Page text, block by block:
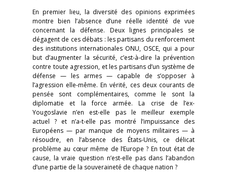
En premier lieu, la diversité des opinions exprimées
montre bien l’absence d’une réelle identité de vue
concernant la défense. Deux lignes principales se
dégagent de ces débats : les partisans du renforcement
des institutions internationales ONU, OSCE, qui a pour
but d’augmenter la sécurité, c’est-à-dire la prévention
contre toute agression, et les partisans d’un système de
défense — les armes — capable de s’opposer à
l’agression elle-même. En vérité, ces deux courants de
pensée sont complémentaires, comme le sont la
diplomatie et la force armée. La crise de l’ex-
Yougoslavie n’en est-elle pas le meilleur exemple
actuel ? et n’a-t-elle pas montré l’impuissance des
Européens — par manque de moyens militaires — à
résoudre, en l’absence des États-Unis, ce délicat
problème au cœur même de l’Europe ? En tout état de
cause, la vraie question n’est-elle pas dans l’abandon
d’une partie de la souveraineté de chaque nation ?